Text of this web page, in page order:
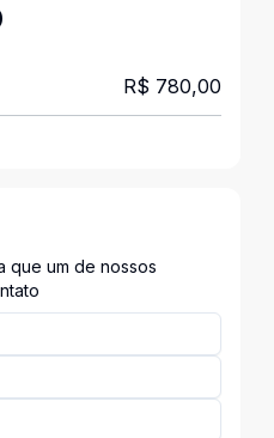
R$ 780,00
que um de nossos